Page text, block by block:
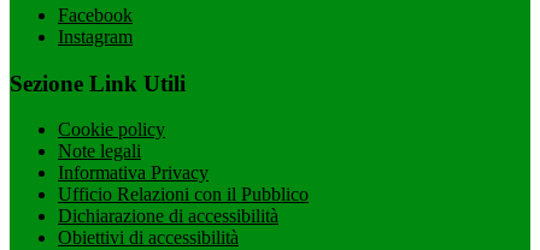
Facebook
Instagram
Sezione Link Utili
Cookie policy
Note legali
Informativa Privacy
Ufficio Relazioni con il Pubblico
Dichiarazione di accessibilità
Obiettivi di accessibilità